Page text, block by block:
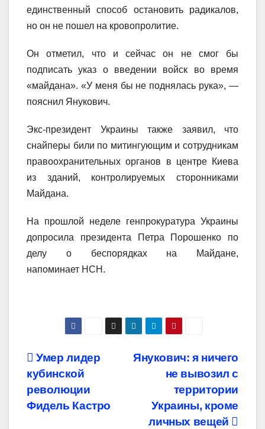
единственный способ остановить радикалов,
но он не пошел на кровопролитие.
Он отметил, что и сейчас он не смог бы
подписать указ о введении войск во время
«майдана». «У меня бы не поднялась рука», —
пояснил Янукович.
Экс-президент Украины также заявил, что
снайперы били по митингующим и сотрудникам
правоохранительных органов в центре Киева
из зданий, контролируемых сторонниками
Майдана.
На прошлой неделе генпрокуратура Украины
допросила президента Петра Порошенко по
делу о беспорядках на Майдане,
напоминает НСН.
Навигация
по
записям
Янукович: я ничего
не вывозил с
территории
Украины, кроме
личных вещей
Умер лидер
кубинской
революции
Фидель Кастро